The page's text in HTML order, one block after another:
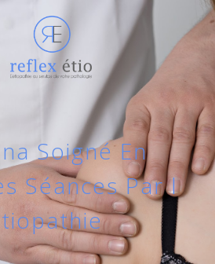
Soigné En
Séances Par l